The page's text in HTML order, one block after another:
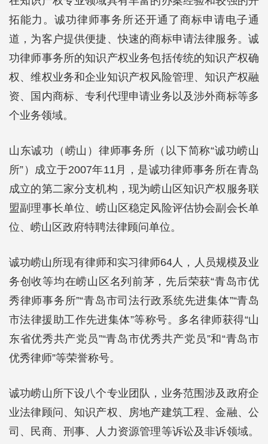
拓能力。诚功律师事务所还开通了商标申请电子通
道，为客户提供便捷、快速的商标申请法律服务。诚
功律师事务所的知识产权业务包括传统的知识产权确
权、维权业务和企业知识产权风险管理、知识产权融
资、国内商标、专利代理申请业务以及涉外商标等多
个业务领域。
山东诚功（崂山）律师事务所（以下简称“诚功崂山
所”）成立于2007年11月，是诚功律师事务所在青岛
成立的第二家分支机构，现为崂山区知识产权服务联
盟副理事长单位、崂山区稳定风险评估协会副会长单
位、崂山区政府特聘法律顾问单位。
诚功崂山所现有律师和实习律师64人，人员规模及业
务创收等均在崂山区名列前茅，先后荣获“青岛市优
秀律师事务所”“青岛市司法行政系统先进集体”“青岛
市法律援助工作先进集体”等称号。多名律师获得“山
东省优秀共产党员”“青岛市优秀共产党员”和“青岛市
优秀律师”等荣誉称号。
诚功崂山所下设八个专业团队，业务范围涉及政府企
业法律顾问、知识产权、房地产建筑工程、金融、公
司、民商、刑事、人力资源管理等诉讼及非诉领域。